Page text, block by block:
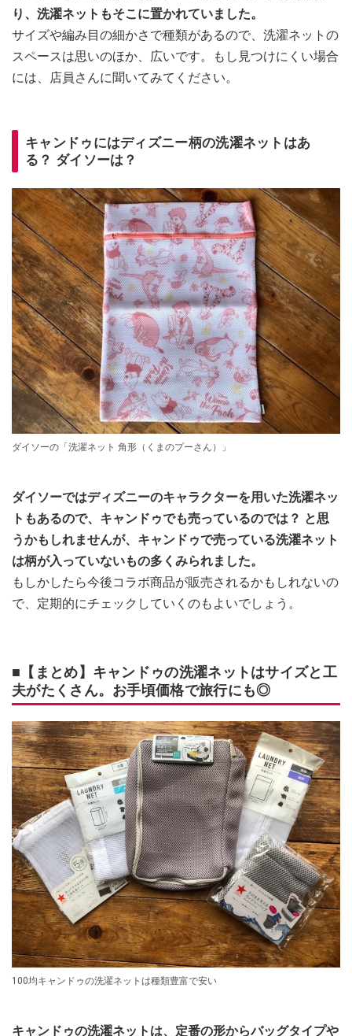
り、洗濯ネットもそこに置かれていました。
サイズや編み目の細かさで種類があるので、洗濯ネットの
スペースは思いのほか、広いです。もし見つけにくい場合
には、店員さんに聞いてみてください。
キャンドゥにはディズニー柄の洗濯ネットはあ
る？ ダイソーは？
ダイソーの「洗濯ネット 角形（くまのプーさん）」
ダイソーではディズニーのキャラクターを用いた洗濯ネッ
トもあるので、キャンドゥでも売っているのでは？ と思
うかもしれませんが、キャンドゥで売っている洗濯ネット
は柄が入っていないもの多くみられました。
もしかしたら今後コラボ商品が販売されるかもしれないの
で、定期的にチェックしていくのもよいでしょう。
■【まとめ】キャンドゥの洗濯ネットはサイズと工
夫がたくさん。お手頃価格で旅行にも◎
100均キャンドゥの洗濯ネットは種類豊富で安い
キャンドゥの洗濯ネットは、定番の形からバッグタイプや